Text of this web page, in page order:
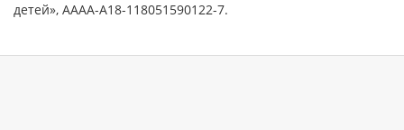
детей», АААА-А18-118051590122-7.